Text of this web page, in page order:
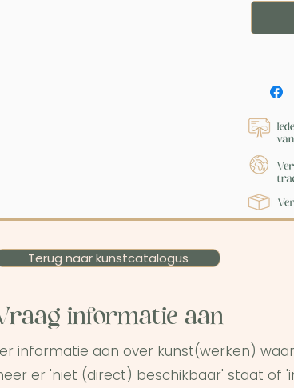
Terug naar kunstcatalogus
informatie aan
informatie aan over kunst(werken)
er 'niet (direct) beschikbaar' staat of